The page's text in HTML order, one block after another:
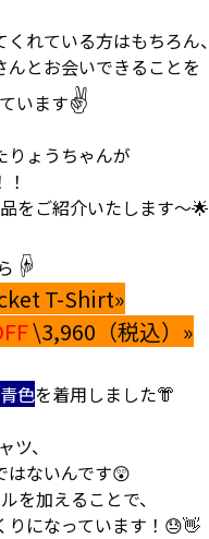
れている方はもちろん、
とお会いできることを
います✌
りょうちゃんが
をご紹介いたします～🌟
☟
T-Shirt»
\3,960（税込）»
青色を着用しました👘
ツ、
はないんです😲
を加えることで、
りになっています！😓👋